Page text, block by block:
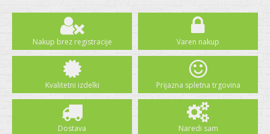
Nakup brez registracije Varen nakup
Kvalitetni izdelki Prijazna spletna trgovina
Dostava Naredi sam